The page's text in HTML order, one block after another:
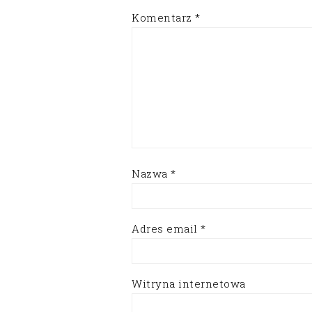
Komentarz *
Nazwa *
Adres email *
Witryna internetowa